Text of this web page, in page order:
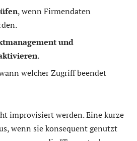
, wenn Firmendaten
und
.
welcher Zugriff beendet
improvisiert werden. Eine kurze
wenn sie konsequent genutzt